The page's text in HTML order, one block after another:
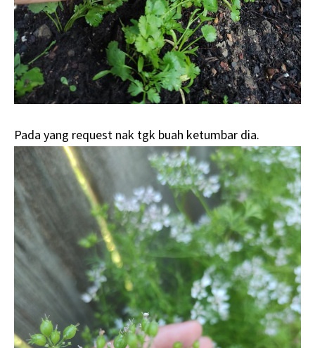
Pada yang request nak tgk buah ketumbar dia.